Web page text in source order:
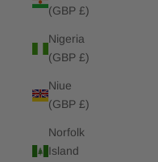
(GBP £)
Nigeria
(GBP £)
Niue
(GBP £)
Norfolk
Island